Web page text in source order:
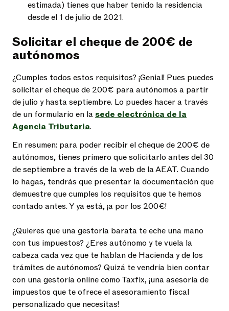
estimada) tienes que haber tenido la residencia
desde el 1 de julio de 2021.
Solicitar el cheque de 200€ de
autónomos
¿Cumples todos estos requisitos? ¡Genial! Pues puedes
solicitar el cheque de 200€ para autónomos a partir
de julio y hasta septiembre. Lo puedes hacer a través
de un formulario en lasede electrónica de la
Agencia Tributaria.
En resumen: para poder recibir el cheque de 200€ de
autónomos, tienes primero que solicitarlo antes del 30
de septiembre a través de la web de la AEAT. Cuando
lo hagas, tendrás que presentar la documentación que
demuestre que cumples los requisitos que te hemos
contado antes. Y ya está, ¡a por los 200€!
¿Quieres que una gestoría barata te eche una mano
con tus impuestos? ¿Eres autónomo y te vuela la
cabeza cada vez que te hablan de Hacienda y de los
trámites de autónomos? Quizá te vendría bien contar
con una gestoría online como Taxfix, ¡una asesoría de
impuestos que te ofrece el asesoramiento fiscal
personalizado que necesitas!